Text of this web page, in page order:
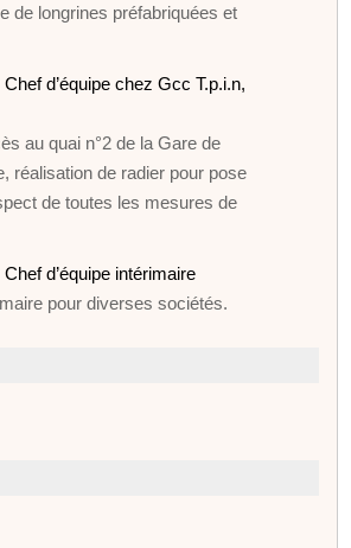
de longrines préfabriquées et
Chef d’équipe chez Gcc T.p.i.n,
au quai n°2 de la Gare de
réalisation de radier pour pose
de toutes les mesures de
Chef d’équipe intérimaire
pour diverses sociétés.